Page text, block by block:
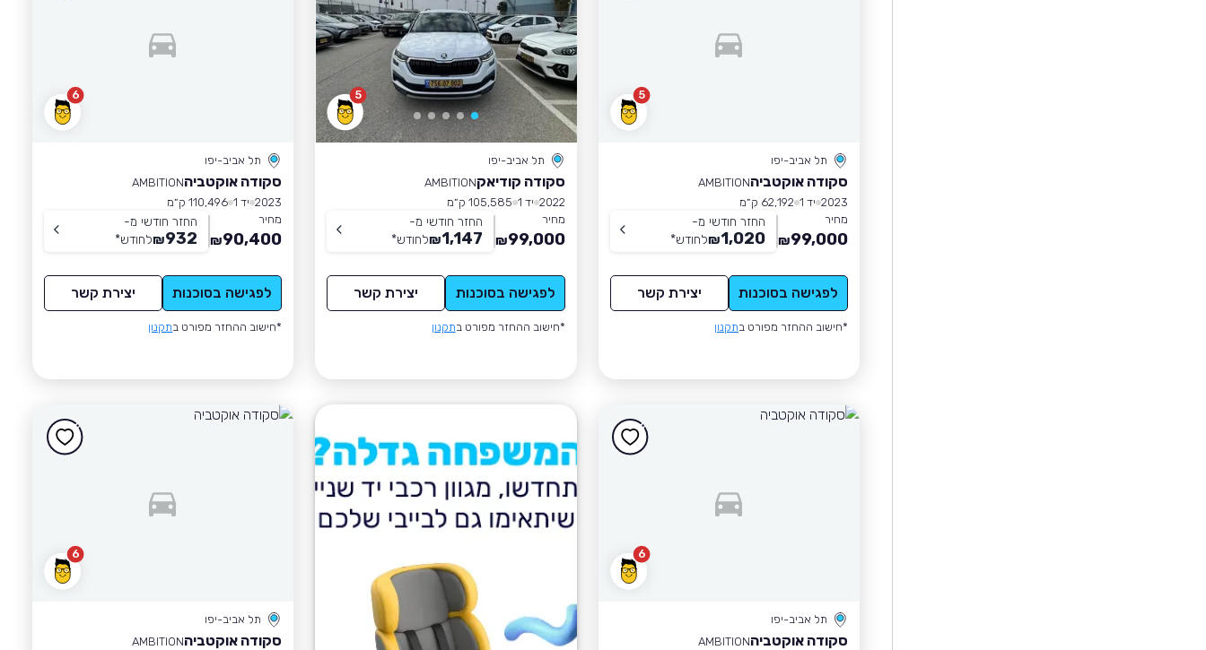
5
תל אביב-יפו
סקודה אוקטביהAMBITION
2023 יד 1
62,192 ק״מ
מחיר
99,000
₪
החזר חודשי מ-
1,020
₪לחודש*
לפגישה בסוכנות יצירת קשר
*חישוב ההחזר מפורט בתקנון
5
תל אביב-יפו
סקודה קודיאקAMBITION
2022 יד 1
105,585 ק״מ
מחיר
99,000
₪
החזר חודשי מ-
1,147
₪לחודש*
לפגישה בסוכנות יצירת קשר
*חישוב ההחזר מפורט בתקנון
6
תל אביב-יפו
סקודה אוקטביהAMBITION
2023 יד 1
110,496 ק״מ
מחיר
90,400
₪
החזר חודשי מ-
932
₪לחודש*
לפגישה בסוכנות יצירת קשר
*חישוב ההחזר מפורט בתקנון
6
תל אביב-יפו
סקודה אוקטביהAMBITION
6
תל אביב-יפו
סקודה אוקטביהAMBITION